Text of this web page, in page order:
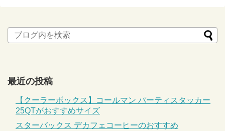
最近の投稿
【クーラーボックス】コールマン パーティスタッカー
25QTがおすすめサイズ
スターバックス デカフェコーヒーのおすすめ